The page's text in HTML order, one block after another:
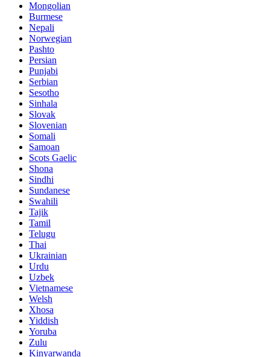
Mongolian
Burmese
Nepali
Norwegian
Pashto
Persian
Punjabi
Serbian
Sesotho
Sinhala
Slovak
Slovenian
Somali
Samoan
Scots Gaelic
Shona
Sindhi
Sundanese
Swahili
Tajik
Tamil
Telugu
Thai
Ukrainian
Urdu
Uzbek
Vietnamese
Welsh
Xhosa
Yiddish
Yoruba
Zulu
Kinyarwanda